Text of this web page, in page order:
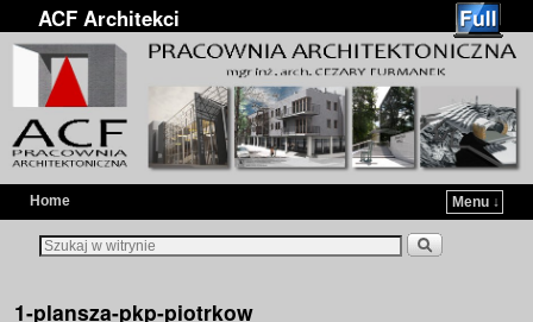
ACF Architekci
Home
Menu ↓
1-plansza-pkp-piotrkow